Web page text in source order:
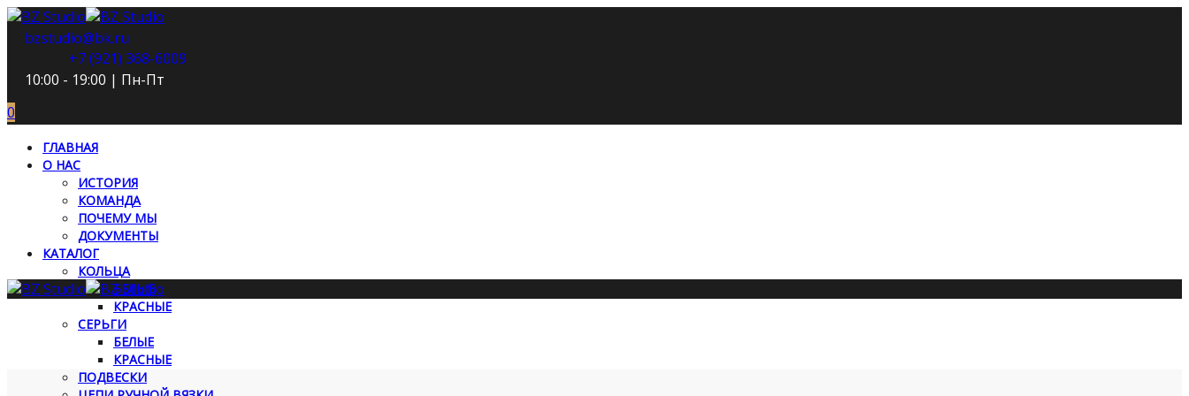
bzstudio@bk.ru
+7 (921) 368-6009
10:00 - 19:00 | Пн-Пт
0
ГЛАВНАЯ
О НАС
ИСТОРИЯ
КОМАНДА
ПОЧЕМУ МЫ
ДОКУМЕНТЫ
КАТАЛОГ
КОЛЬЦА
БЕЛЫЕ
КРАСНЫЕ
СЕРЬГИ
БЕЛЫЕ
КРАСНЫЕ
ПОДВЕСКИ